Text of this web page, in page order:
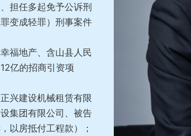
担任多起免予公诉刑
变成轻罪）刑事案件
福地产、含山县人民
亿的招商引资项
兴建设机械租赁有限
集团有限公司、被告
以房抵付工程款）；